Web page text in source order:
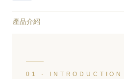
產品介紹
01 · INTRODUCTION